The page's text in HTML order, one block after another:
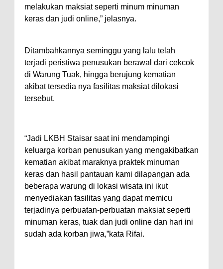
melakukan maksiat seperti minum minuman
keras dan judi online,” jelasnya.
Ditambahkannya seminggu yang lalu telah
terjadi peristiwa penusukan berawal dari cekcok
di Warung Tuak, hingga berujung kematian
akibat tersedia nya fasilitas maksiat dilokasi
tersebut.
“Jadi LKBH Staisar saat ini mendampingi
keluarga korban penusukan yang mengakibatkan
kematian akibat maraknya praktek minuman
keras dan hasil pantauan kami dilapangan ada
beberapa warung di lokasi wisata ini ikut
menyediakan fasilitas yang dapat memicu
terjadinya perbuatan-perbuatan maksiat seperti
minuman keras, tuak dan judi online dan hari ini
sudah ada korban jiwa,”kata Rifai.